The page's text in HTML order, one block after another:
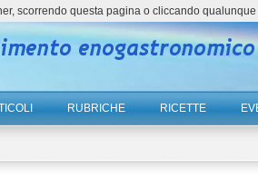
RUBRICHE RICETTE
scorrendo questa pagina o cliccando